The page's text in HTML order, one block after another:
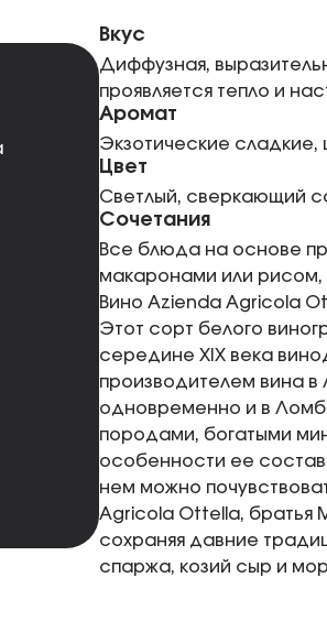
Вкус
Диффузная,
проявляется тепло и
Аромат
Экзотические сладкие,
Цвет
Светлый, сверкающий
Сочетания
Все блюда на основе
макаронами или рисом,
Вино Azienda Agricola
Этот сорт белого
середине XIX века
производителем вина в
одновременно и в
породами, богатыми
особенности ее
нем можно
Agricola Ottella, братья
сохраняя давние
спаржа, козий сыр и